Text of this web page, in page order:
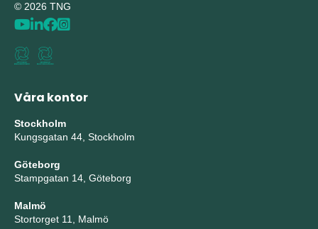
© 2026 TNG
Våra kontor
Stockholm
Kungsgatan 44, Stockholm
Göteborg
Stampgatan 14, Göteborg
Malmö
Stortorget 11, Malmö